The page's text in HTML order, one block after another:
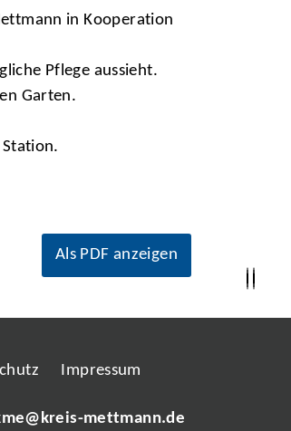
in Kooperation
Pflege aussieht.
Garten.
Als PDF anzeigen
Impressum
mettmann.de